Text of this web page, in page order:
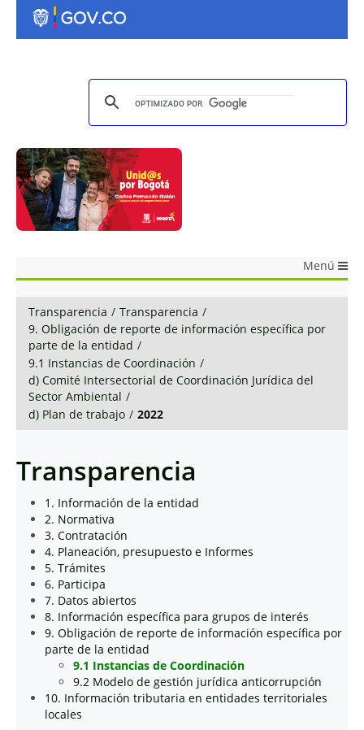
Menú
Transparencia / Transparencia /
9. Obligación de reporte de información específica por
parte de la entidad /
9.1 Instancias de Coordinación /
d) Comité Intersectorial de Coordinación Jurídica del
Sector Ambiental /
d) Plan de trabajo / 2022
Transparencia
1. Información de la entidad
2. Normativa
3. Contratación
4. Planeación, presupuesto e Informes
5. Trámites
6. Participa
7. Datos abiertos
8. Información específica para grupos de interés
9. Obligación de reporte de información específica por
parte de la entidad
9.1 Instancias de Coordinación
9.2 Modelo de gestión jurídica anticorrupción
10. Información tributaria en entidades territoriales
locales